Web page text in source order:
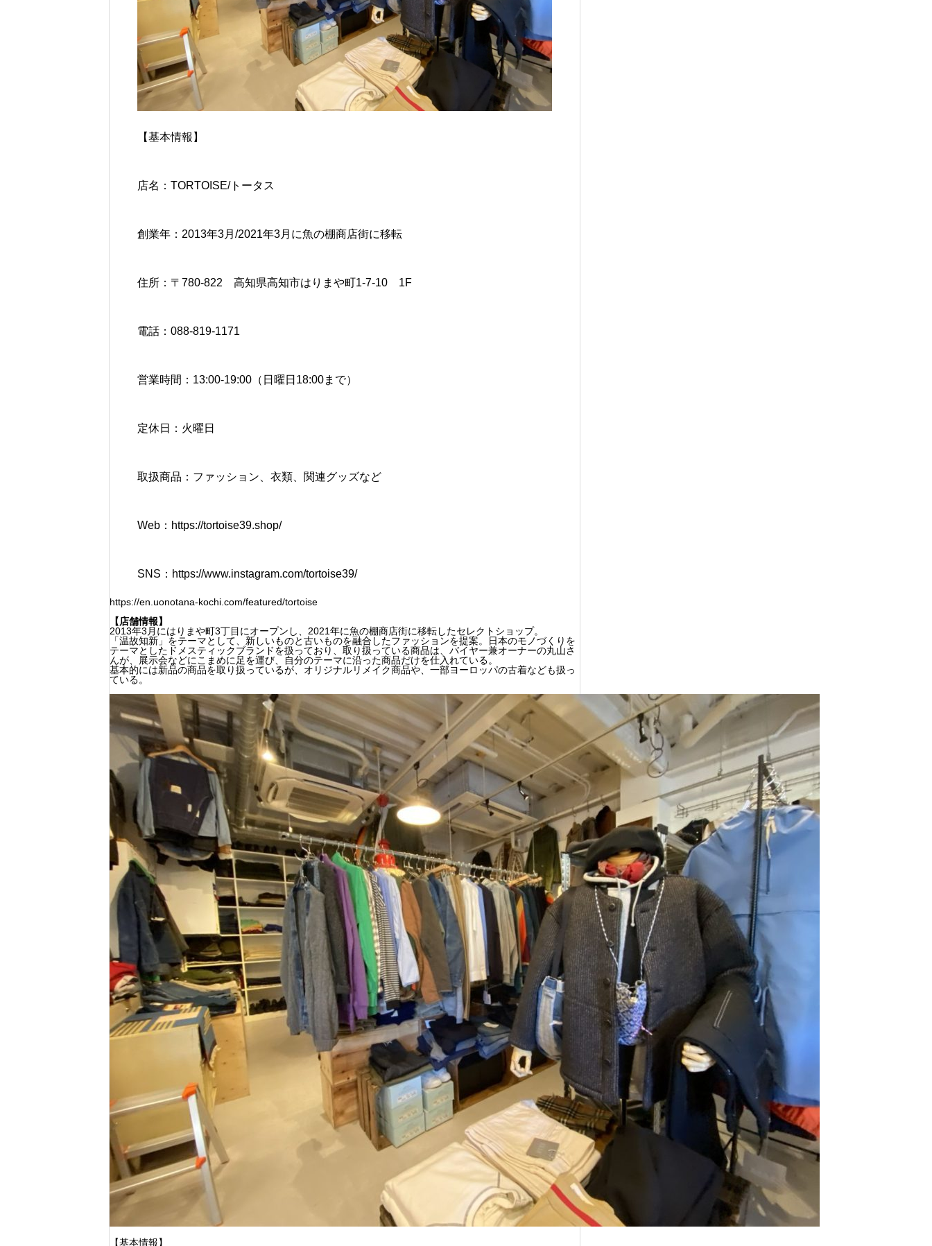
【基本情報】
店名：TORTOISE/トータス
創業年：2013年3月/2021年3月に魚の棚商店街に移転
住所：〒780-822 高知県高知市はりまや町1-7-10 1F
電話：088-819-1171
営業時間：13:00-19:00（日曜日18:00まで）
定休日：火曜日
取扱商品：ファッション、衣類、関連グッズなど
Web： https://tortoise39.shop/
SNS： https://www.instagram.com/tortoise39/
https://en.uonotana-kochi.com/featured/tortoise
【店舗情報】
2013年3月にはりまや町3丁目にオープンし、2021年に魚の棚商店街に移転したセレクトショップ。
「温故知新」をテーマとして、新しいものと古いものを融合したファッションを提案。日本のモノづくりを
テーマとしたドメスティックブランドを扱っており、取り扱っている商品は、バイヤー兼オーナーの丸山さ
んが、展示会などにこまめに足を運び、自分のテーマに沿った商品だけを仕入れている。
基本的には新品の商品を取り扱っているが、オリジナルリメイク商品や、一部ヨーロッパの古着なども扱っ
ている。
【基本情報】